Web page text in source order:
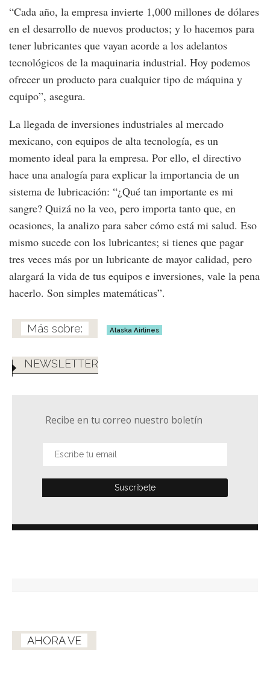
“Cada año, la empresa invierte 1,000 millones de dólares
en el desarrollo de nuevos productos; y lo hacemos para
tener lubricantes que vayan acorde a los adelantos
tecnológicos de la maquinaria industrial. Hoy podemos
ofrecer un producto para cualquier tipo de máquina y
equipo”, asegura.
La llegada de inversiones industriales al mercado
mexicano, con equipos de alta tecnología, es un
momento ideal para la empresa. Por ello, el directivo
hace una analogía para explicar la importancia de un
sistema de lubricación: “¿Qué tan importante es mi
sangre? Quizá no la veo, pero importa tanto que, en
ocasiones, la analizo para saber cómo está mi salud. Eso
mismo sucede con los lubricantes; si tienes que pagar
tres veces más por un lubricante de mayor calidad, pero
alargará la vida de tus equipos e inversiones, vale la pena
hacerlo. Son simples matemáticas”.
Alaska Airlines
NEWSLETTER
Recibe en tu correo nuestro boletín
AHORA VE